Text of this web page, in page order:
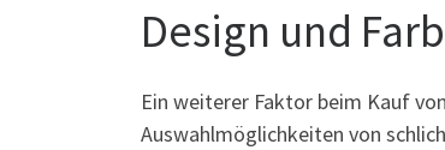
Design und
Ein weiterer Faktor beim Kauf
Auswahlmöglichkeiten von